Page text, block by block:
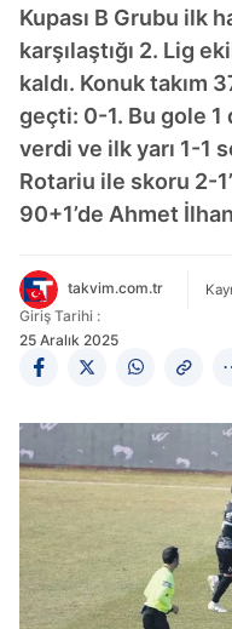
Kupası B Grubu ilk
karşılaştığı 2. Lig
kaldı. Konuk takım
geçti: 0-1. Bu gole 1
verdi ve ilk yarı 1-1
Rotariu ile skoru 2-
90+1’de Ahmet
takvim.com.tr
Giriş Tarihi :
25 Aralık 2025